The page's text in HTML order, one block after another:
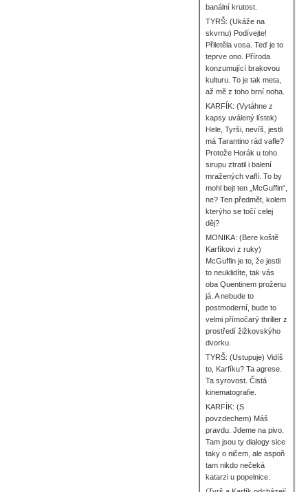
banální krutost.
TYRŠ: (Ukáže na
skvrnu) Podívejte!
Přiletěla vosa. Teď je to
teprve ono. Příroda
konzumující brakovou
kulturu. To je tak meta,
až mě z toho brní noha.
KARFÍK: (Vytáhne z
kapsy uválený lístek)
Hele, Tyrši, nevíš, jestli
má Tarantino rád vafle?
Protože Horák u toho
sirupu ztratil i balení
mražených vaflí. To by
mohl bejt ten „McGuffin“,
ne? Ten předmět, kolem
kterýho se točí celej
děj?
MONIKA: (Bere koště
Karfíkovi z ruky)
McGuffin je to, že jestli
to neuklidíte, tak vás
oba Quentinem proženu
já. A nebude to
postmoderní, bude to
velmi přímočarý thriller z
prostředí žižkovskýho
dvorku.
TYRŠ: (Ustupuje) Vidíš
to, Karfíku? Ta agrese.
Ta syrovost. Čistá
kinematografie.
KARFÍK: (S
povzdechem) Máš
pravdu. Jdeme na pivo.
Tam jsou ty dialogy sice
taky o ničem, ale aspoň
tam nikdo nečeká
katarzi u popelnice.